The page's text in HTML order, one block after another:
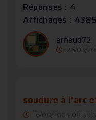
Réponses : 4
Affichages : 4385
arnaud72
26/03/
soudure à l'arc
16/08/2004